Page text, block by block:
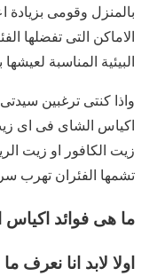
بالمنزل وقومى بزيادة
الاماكن التى تفضلها
البيئية المناسبة
واذا كنتى ترغبين
اكياس الشاى فى اى
زيت الكافور او زيت
تشمها الفئران تهرب
ما هى فوائد
اولا لابد انا